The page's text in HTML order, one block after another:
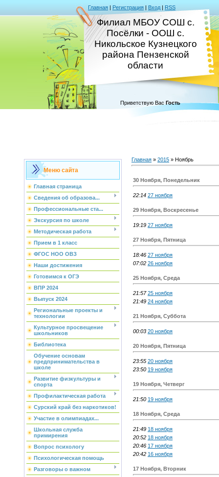
Главная | Регистрация | Вход | RSS
Филиал МБОУ СОШ с.
Посёлки - ООШ с.
Никольское Кузнецкого
района Пензенской
области
Приветствую Вас Гость
Меню сайта
Главная страница
Сведения об образова...
Профессиональные ста...
Экскурсия по школе
Методическая работа
Прием в 1 класс
ФГОС НОО ОВЗ
Наши достижения
Готовимся к ОГЭ
ВПР 2024
Выпуск 2024
Региональные проекты и
технологии
Культурное просвещение
школьников
Библиотека
Обучение основам
предпринимательства в
школе
Развитие физкультуры и
спорта
Профилактическая работа
Сурский край без наркотиков!
Участие в олимпиадах...
Школьная служба
примирения
Вопрос психологу
Психологическая помощь
Разговоры о важном
Главная » 2015 » Ноябрь
30 Ноября, Понедельник
22:14 27 ноября
29 Ноября, Воскресенье
19:19 27 ноября
27 Ноября, Пятница
18:46 27 ноября
07:02 26 ноября
25 Ноября, Среда
21:57 25 ноября
21:49 24 ноября
21 Ноября, Суббота
00:03 20 ноября
20 Ноября, Пятница
23:55 20 ноября
23:50 19 ноября
19 Ноября, Четверг
21:50 19 ноября
18 Ноября, Среда
21:49 18 ноября
20:52 18 ноября
20:46 17 ноября
20:42 16 ноября
17 Ноября, Вторник